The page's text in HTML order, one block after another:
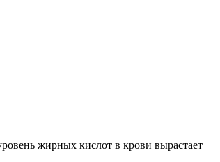
жирных кислот в крови вырастает